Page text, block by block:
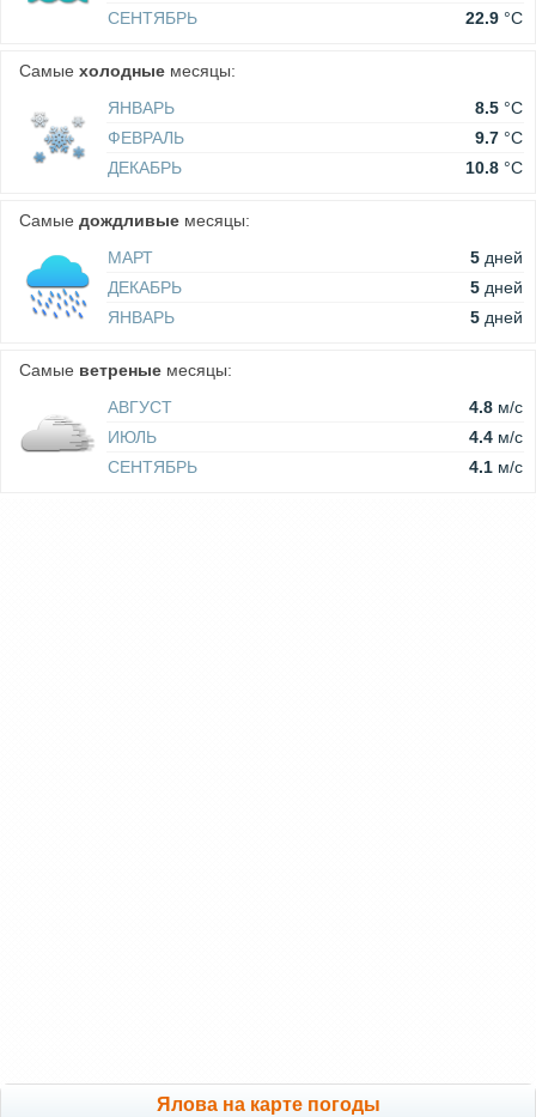
СЕНТЯБРЬ
22.9 °C
Самые холодные месяцы:
ЯНВАРЬ
8.5 °C
ФЕВРАЛЬ
9.7 °C
ДЕКАБРЬ
10.8 °C
Самые дождливые месяцы:
МАРТ
5 дней
ДЕКАБРЬ
5 дней
ЯНВАРЬ
5 дней
Самые ветреные месяцы:
АВГУСТ
4.8 м/c
ИЮЛЬ
4.4 м/c
СЕНТЯБРЬ
4.1 м/c
Ялова на карте погоды